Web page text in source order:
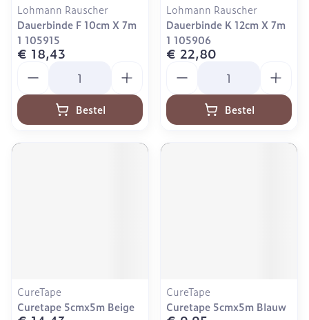
Lohmann Rauscher
Dauerbinde F 10cm X 7m
1 105915
€ 18,43
Bestel
Lohmann Rauscher
Dauerbinde K 12cm X 7m
1 105906
€ 22,80
Bestel
CureTape
Curetape 5cmx5m Beige
CureTape
Curetape 5cmx5m Blauw